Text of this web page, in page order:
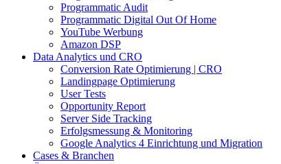
Programmatic Audit
Programmatic Digital Out Of Home
YouTube Werbung
Amazon DSP
Data Analytics und CRO
Conversion Rate Optimierung | CRO
Landingpage Optimierung
User Tests
Opportunity Report
Server Side Tracking
Erfolgsmessung & Monitoring
Google Analytics 4 Einrichtung und Migration
Cases & Branchen